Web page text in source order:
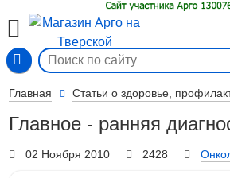
Главная Статьи о здоровье,
Главное - ранняя
02 Ноября 2010 2428